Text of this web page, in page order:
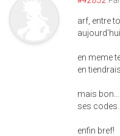
arf, entre
en meme
en
mais
ses
enfin bref!